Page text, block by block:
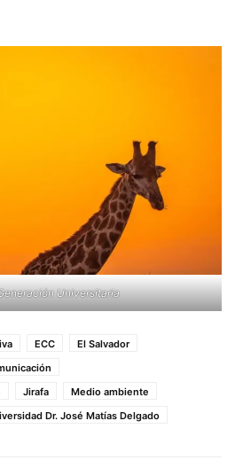
Universitaria
ECC
El Salvador
Jirafa
Medio ambiente
Dr. José Matías Delgado